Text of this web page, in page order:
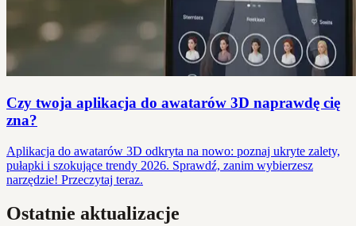
Czy twoja aplikacja do awatarów 3D naprawdę cię
zna?
Aplikacja do awatarów 3D odkryta na nowo: poznaj ukryte zalety,
pułapki i szokujące trendy 2026. Sprawdź, zanim wybierzesz
narzędzie! Przeczytaj teraz.
Ostatnie aktualizacje